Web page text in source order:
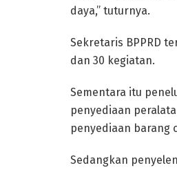
daya,” tuturnya.
Sekretaris BPPRD
dan 30 kegiatan.
Sementara itu
penyediaan
penyediaan barang
Sedangkan